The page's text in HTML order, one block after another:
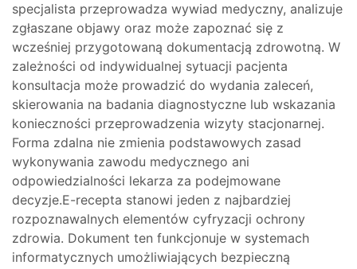
specjalista przeprowadza wywiad medyczny, analizuje
zgłaszane objawy oraz może zapoznać się z
wcześniej przygotowaną dokumentacją zdrowotną. W
zależności od indywidualnej sytuacji pacjenta
konsultacja może prowadzić do wydania zaleceń,
skierowania na badania diagnostyczne lub wskazania
konieczności przeprowadzenia wizyty stacjonarnej.
Forma zdalna nie zmienia podstawowych zasad
wykonywania zawodu medycznego ani
odpowiedzialności lekarza za podejmowane
decyzje.E-recepta stanowi jeden z najbardziej
rozpoznawalnych elementów cyfryzacji ochrony
zdrowia. Dokument ten funkcjonuje w systemach
informatycznych umożliwiających bezpieczną